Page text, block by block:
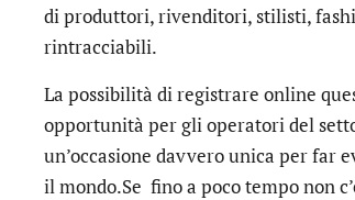
di produttori, rivenditori, stilisti,
rintracciabili.
La possibilità di registrare online
opportunità per gli operatori del
un’occasione davvero unica per far
il mondo.Se fino a poco tempo non